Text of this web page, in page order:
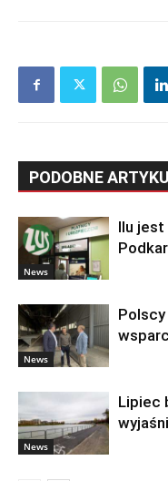
PODOBNE
News
Ilu
News
News
Lipiec